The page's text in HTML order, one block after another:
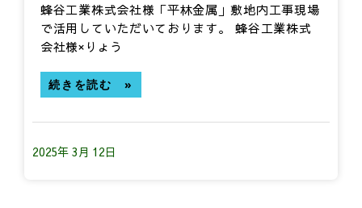
蜂谷工業株式会社様「平林金属」敷地内工事現場
で活用していただいております。 蜂谷工業株式
会社様×りょう
続きを読む »
2025年 3月 12日